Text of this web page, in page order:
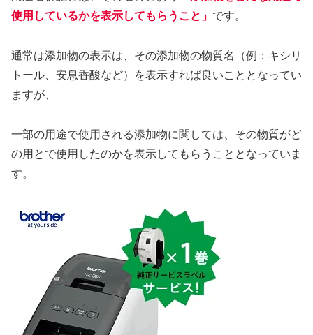
使用しているかを表示してもらうこと」 です。
通常は添加物の表示は、その添加物の物質名（例：キシリ
トール、安息香酸など）を表示すれば良いこととなってい
ますが、
一部の用途で使用される添加物に関しては、その物質がど
の用とで使用したのかを表示してもらうこととなっていま
す。